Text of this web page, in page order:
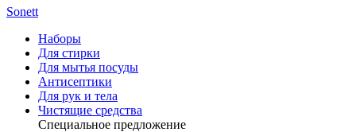
Sonett
Наборы
Для стирки
Для мытья посуды
Антисептики
Для рук и тела
Чистящие средства
Специальное предложение